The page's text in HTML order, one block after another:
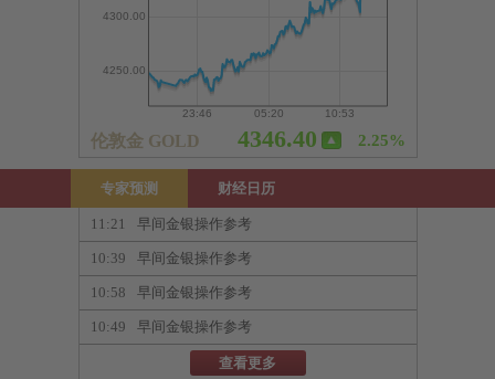
专家预测 财经日历
11:21 早间金银操作参考
10:39 早间金银操作参考
10:58 早间金银操作参考
10:49 早间金银操作参考
查看更多